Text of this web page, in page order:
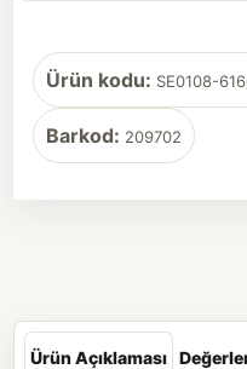
Ürün kodu: SE0108-
Barkod: 209702
Ürün Açıklaması